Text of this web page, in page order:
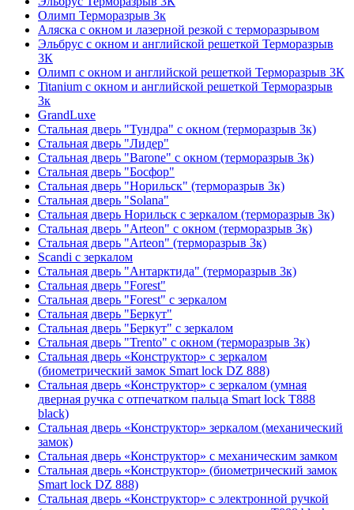
Олимп Терморазрыв 3к
Аляска с окном и лазерной резкой с терморазрывом
Эльбрус с окном и английской решеткой Терморазрыв
3К
Олимп с окном и английской решеткой Терморазрыв 3К
Titanium с окном и английской решеткой Терморазрыв
3к
GrandLuxe
Стальная дверь "Тундра" с окном (терморазрыв 3к)
Стальная дверь "Лидер"
Стальная дверь "Barone" с окном (терморазрыв 3к)
Стальная дверь "Босфор"
Стальная дверь "Норильск" (терморазрыв 3к)
Стальная дверь "Solana"
Стальная дверь Норильск с зеркалом (терморазрыв 3к)
Стальная дверь "Arteon" с окном (терморазрыв 3к)
Стальная дверь "Arteon" (терморазрыв 3к)
Scandi с зеркалом
Стальная дверь "Антарктида" (терморазрыв 3к)
Стальная дверь "Forest"
Стальная дверь "Forest" с зеркалом
Стальная дверь "Беркут"
Стальная дверь "Беркут" с зеркалом
Стальная дверь "Trento" с окном (терморазрыв 3к)
Стальная дверь «Конструктор» с зеркалом
(биометрический замок Smart lock DZ 888)
Стальная дверь «Конструктор» с зеркалом (умная
дверная ручка с отпечатком пальца Smart lock T888
black)
Стальная дверь «Конструктор» зеркалом (механический
замок)
Стальная дверь «Конструктор» с механическим замком
Стальная дверь «Конструктор» (биометрический замок
Smart lock DZ 888)
Стальная дверь «Конструктор» с электронной ручкой